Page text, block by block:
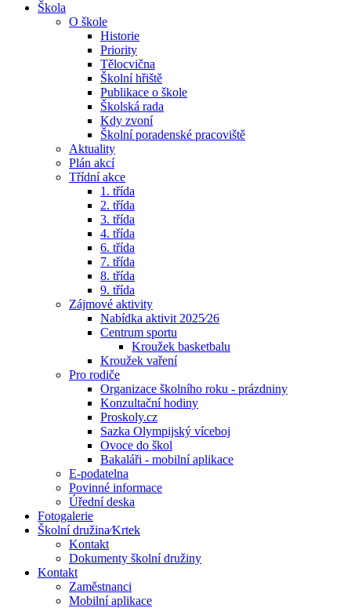
Škola
O škole
Historie
Priority
Tělocvična
Školní hřiště
Publikace o škole
Školská rada
Kdy zvoní
Školní poradenské pracoviště
Aktuality
Plán akcí
Třídní akce
1. třída
2. třída
3. třída
4. třída
6. třída
7. třída
8. třída
9. třída
Zájmové aktivity
Nabídka aktivit 2025⁄26
Centrum sportu
Kroužek basketbalu
Kroužek vaření
Pro rodiče
Organizace školního roku - prázdniny
Konzultační hodiny
Proskoly.cz
Sazka Olympijský víceboj
Ovoce do škol
Bakaláři - mobilní aplikace
E-podatelna
Povinné informace
Úřední deska
Fotogalerie
Školní družina⁄Krtek
Kontakt
Dokumenty školní družiny
Kontakt
Zaměstnanci
Mobilní aplikace